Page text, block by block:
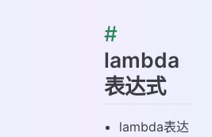
#
lambda
表达式
lambda表达